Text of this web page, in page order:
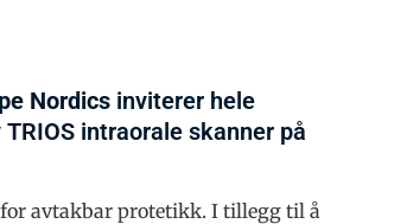
Nordics inviterer hele
intraorale skanner på
avtakbar protetikk. I tillegg til å